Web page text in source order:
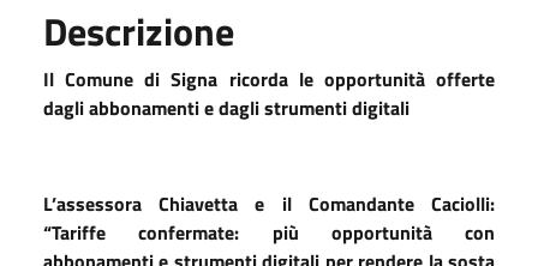
Descrizione
Il Comune di Signa ricorda le opportunità offerte
dagli abbonamenti e dagli strumenti digitali
L’assessora Chiavetta e il Comandante Caciolli:
“Tariffe confermate: più opportunità con